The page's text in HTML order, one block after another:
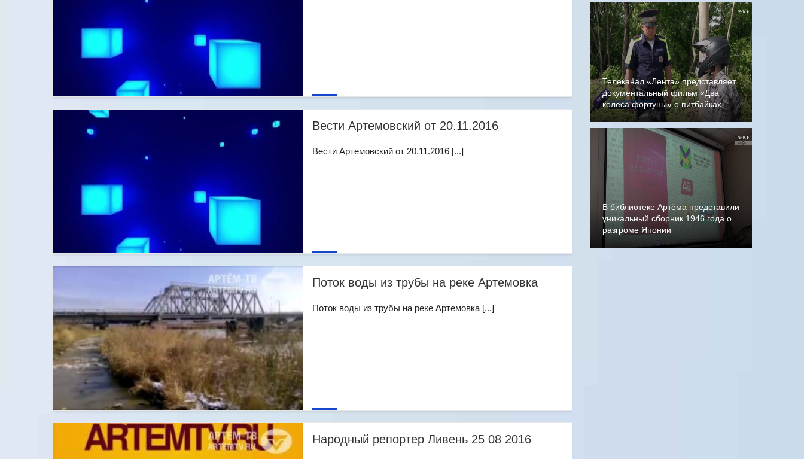
Вести Артемовский от 20.11.2016
Вести Артемовский от 20.11.2016 [...]
Поток воды из трубы на реке Артемовка
Поток воды из трубы на реке Артемовка [...]
Народный репортер Ливень 25 08 2016
Телеканал «Лента» представляет
документальный фильм «Два
колеса фортуны» о питбайках
В библиотеке Артёма представили
уникальный сборник 1946 года о
разгроме Японии